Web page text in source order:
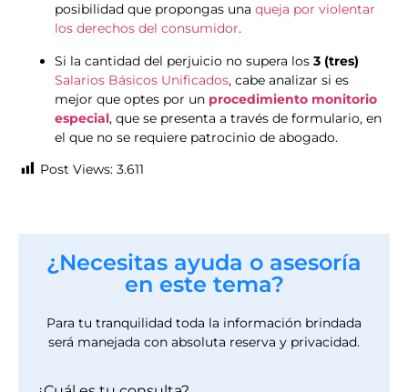
posibilidad que propongas una queja por violentar
los derechos del consumidor.
Si la cantidad del perjuicio no supera los 3 (tres)
Salarios Básicos Unificados, cabe analizar si es
mejor que optes por un procedimiento monitorio
especial, que se presenta a través de formulario, en
el que no se requiere patrocinio de abogado.
Post Views: 3.611
¿Necesitas ayuda o asesoría
en este tema?
Para tu tranquilidad toda la información brindada
será manejada con absoluta reserva y privacidad.